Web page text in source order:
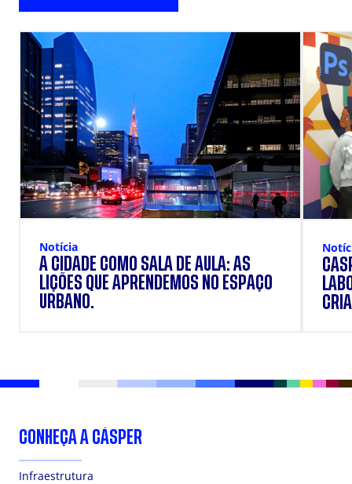
Notícia
A CIDADE COMO SALA DE AULA: AS
LIÇÕES QUE APRENDEMOS NO ESPAÇO
URBANO.
CONHEÇA A CÁSPER
Infraestrutura